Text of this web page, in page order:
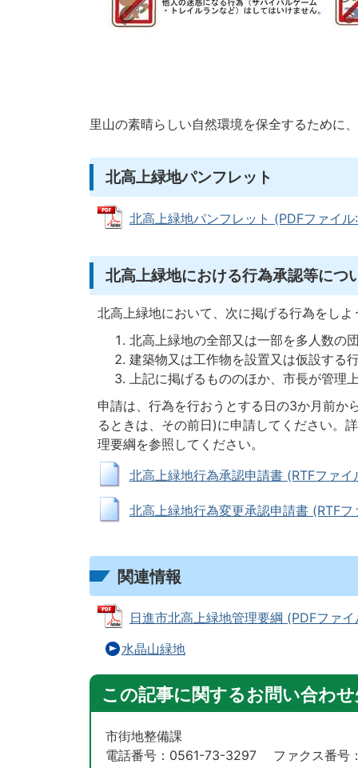
里山の素晴らしい自然環境を保全するために
北高上緑地パンフレット
北高上緑地パンフレット (PDFファイル
北高上緑地における行為承認等につ
北高上緑地において、次に掲げる行為をし
北高上緑地の全部又は一部を多人数の
建築物又は工作物を設置又は仮設する
上記に掲げるもののほか、市長が管理
申請は、行為を行おうとする日の3か月前か
るときは、その前日)に申請してください。
理要綱を参照してください。
北高上緑地行為承認申請書 (RTFファイ
北高上緑地行為変更承認申請書 (RTF
関連情報
日進市北高上緑地管理要綱 (PDFファ
水晶山緑地
この記事に関するお問い合わ
市街地整備課
電話番号：0561-73-3297 ファクス番号